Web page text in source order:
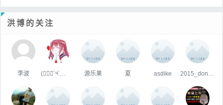
洪博的关注
李波 源乐果 夏 asdike